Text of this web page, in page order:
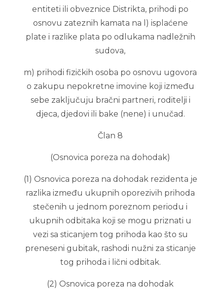
entiteti ili obveznice Distrikta, prihodi po
osnovu zateznih kamata na l) isplaćene
plate i razlike plata po odlukama nadležnih
sudova,
m) prihodi fizičkih osoba po osnovu ugovora
o zakupu nepokretne imovine koji između
sebe zaključuju bračni partneri, roditelji i
djeca, djedovi ili bake (nene) i unučad.
Član 8
(Osnovica poreza na dohodak)
(1) Osnovica poreza na dohodak rezidenta je
razlika između ukupnih oporezivih prihoda
stečenih u jednom poreznom periodu i
ukupnih odbitaka koji se mogu priznati u
vezi sa sticanjem tog prihoda kao što su
preneseni gubitak, rashodi nužni za sticanje
tog prihoda i lični odbitak.
(2) Osnovica poreza na dohodak